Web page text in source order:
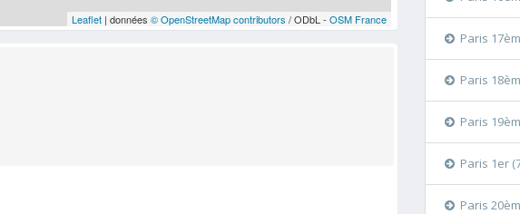
Leaflet | données© OpenStreetMap contributors / ODbL -OSM France
Paris
Paris
Paris
Paris 1er
Paris